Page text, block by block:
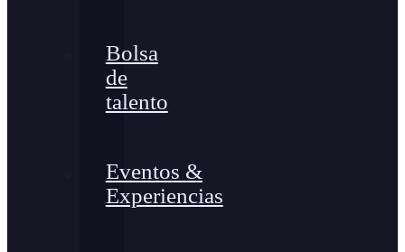
Bolsa
de
talento
Eventos &
Experiencias